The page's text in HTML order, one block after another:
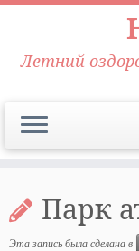
содержимому
Летний
Парк
Эта запись была сделана в